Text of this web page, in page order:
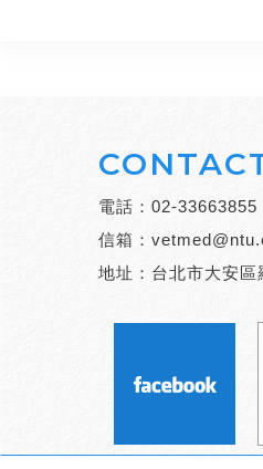
電話： 02-33663855
信箱：
地址：台北市大安區